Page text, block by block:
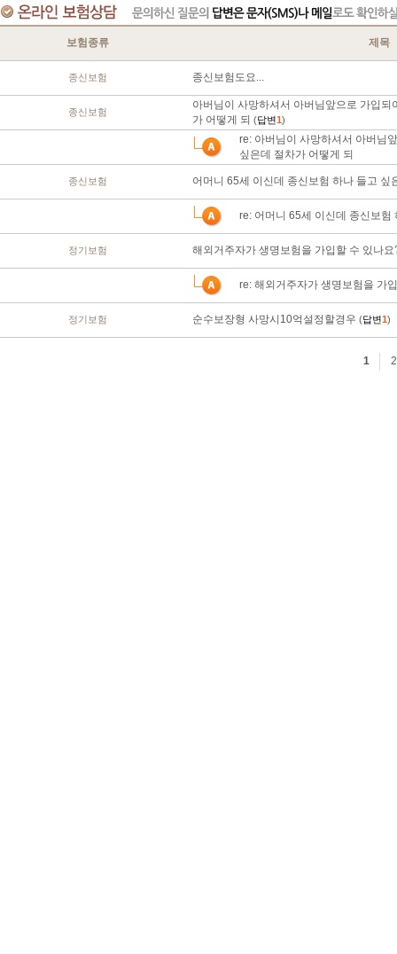
보험종류 제목
종신보험 종신보험도요...
종신보험
아버님이 사망하셔서 아버님앞으로 가입
가 어떻게 되 (답변1)
re: 아버님이 사망하셔서 아버님
싶은데 절차가 어떻게 되
종신보험 어머니 65세 이신데 종신보험 하나 들고 싶
re: 어머니 65세 이신데 종신보험
정기보험 해외거주자가 생명보험을 가입할 수 있나요
re: 해외거주자가 생명보험을 가
정기보험 순수보장형 사망시10억설정할경우 (답변1)
1 2